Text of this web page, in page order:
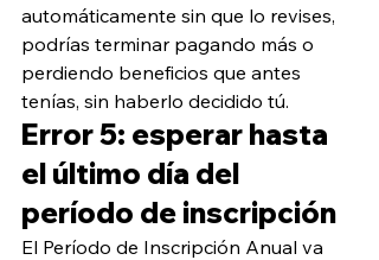
automáticamente sin que lo revises,
podrías terminar pagando más o
perdiendo beneficios que antes
tenías, sin haberlo decidido tú.
Error 5: esperar hasta
el último día del
período de inscripción
El Período de Inscripción Anual va